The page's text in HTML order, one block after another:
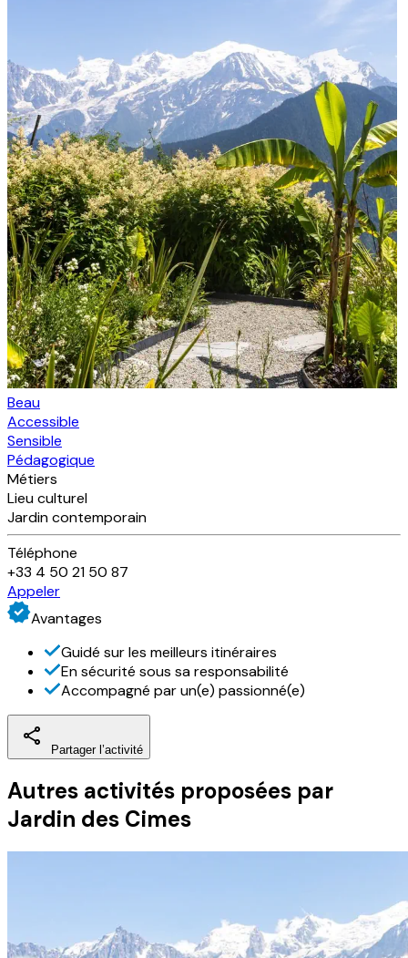
Beau
Accessible
Sensible
Pédagogique
Métiers
Lieu culturel
Jardin contemporain
Téléphone
+33 4 50 21 50 87
Appeler
Avantages
Guidé sur les meilleurs itinéraires
En sécurité sous sa responsabilité
Accompagné par un(e) passionné(e)
Partager l’activité
Autres activités proposées par
Jardin des Cimes